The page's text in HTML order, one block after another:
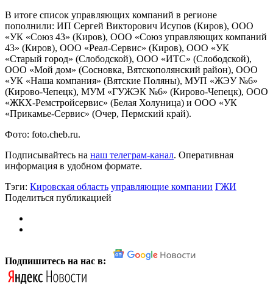
В итоге список управляющих компаний в регионе
пополнили: ИП Сергей Викторович Исупов (Киров), ООО
«УК «Союз 43» (Киров), ООО «Союз управляющих компаний
43» (Киров), ООО «Реал-Сервис» (Киров), ООО «УК
«Старый город» (Слободской), ООО «ИТС» (Слободской),
ООО «Мой дом» (Сосновка, Вятскополянский район), ООО
«УК «Наша компания» (Вятские Поляны), МУП «ЖЭУ №6»
(Кирово-Чепецк), МУМ «ГУЖЭК №6» (Кирово-Чепецк), ООО
«ЖКХ-Ремстройсервис» (Белая Холуница) и ООО «УК
«Прикамье-Сервис» (Очер, Пермский край).
Фото: foto.cheb.ru.
Подписывайтесь на наш телеграм-канал. Оперативная
информация в удобном формате.
Тэги: Кировская область управляющие компании ГЖИ
Поделиться публикацией
Подпишитесь на нас в: